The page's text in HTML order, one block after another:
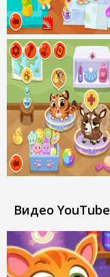
Видео YouTube